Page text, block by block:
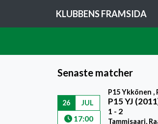
KLUBBENS FRAMSIDA
Senaste matcher
26 JUL
17:00
P15 Ykkönen ,
P15 YJ
1 - 2
Tammisaari,